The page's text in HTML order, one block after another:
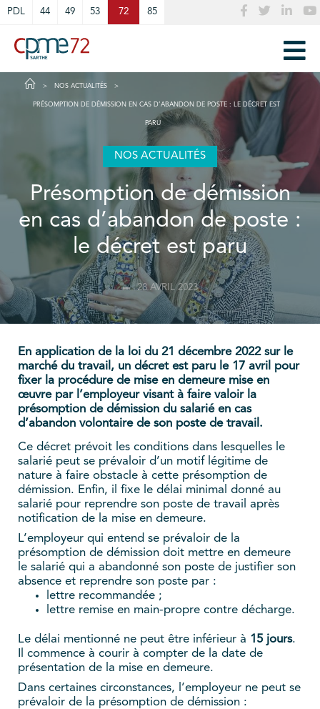
PDL 44 49 53 72 85
NOS ACTUALITÉS
PRÉSOMPTION DE DÉMISSION EN CAS D’ABANDON DE POSTE : LE DÉCRET EST
PARU
NOS ACTUALITÉS
Présomption de démission
en cas d’abandon de poste :
le décret est paru
28 AVRIL 2023
En application de la loi du 21 décembre 2022 sur le
marché du travail, un décret est paru le 17 avril pour
fixer la procédure de mise en demeure mise en
œuvre par l’employeur visant à faire valoir la
présomption de démission du salarié en cas
d’abandon volontaire de son poste de travail.
Ce décret prévoit les conditions dans lesquelles le
salarié peut se prévaloir d’un motif légitime de
nature à faire obstacle à cette présomption de
démission. Enfin, il fixe le délai minimal donné au
salarié pour reprendre son poste de travail après
notification de la mise en demeure.
L’employeur qui entend se prévaloir de la
présomption de démission doit mettre en demeure
le salarié qui a abandonné son poste de justifier son
absence et reprendre son poste par :
lettre recommandée ;
lettre remise en main-propre contre décharge.
Le délai mentionné ne peut être inférieur à 15 jours.
Il commence à courir à compter de la date de
présentation de la mise en demeure.
Dans certaines circonstances, l’employeur ne peut se
prévaloir de la présomption de démission :
Cookies management panel